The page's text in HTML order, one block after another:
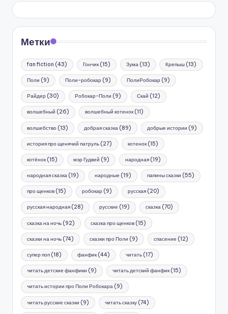
Метки
fan fiction (43) Гончик(15) Зума(13) Крепыш (13)
Поли (9) Поли-робокар (9) ПолиРобокар (9)
Райдер (30) Робокар-Поли (9) Скай (12)
волшебный (26) волшебный котенок(11)
волшебство (13) добрая сказка(89) добрые истории (9)
история про щенячий патруль (27) котенок(15)
котёнок(15) мэр Гудвей (9) народная(19)
народная сказка (19) народные (19) папины сказки (55)
про щенков (15) робокар (9) русская(20)
русская народная (28) русские (19) сказка(70)
сказка на ночь (92) сказка про щенков(15)
сказки на ночь (74) сказки про Поли (9) спасение (12)
супер поп (18) фанфик(44) читать(17)
читать детские фанфики (9) читать детский фанфик(15)
читать истории про Поли Робокара (9)
читать русские сказки (9) читать сказку(74)